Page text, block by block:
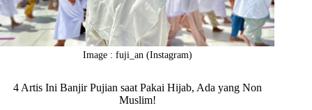
Image : fuji_an (Instagram)
4 Artis Ini Banjir Pujian saat Pakai Hijab, Ada yang Non
Muslim!